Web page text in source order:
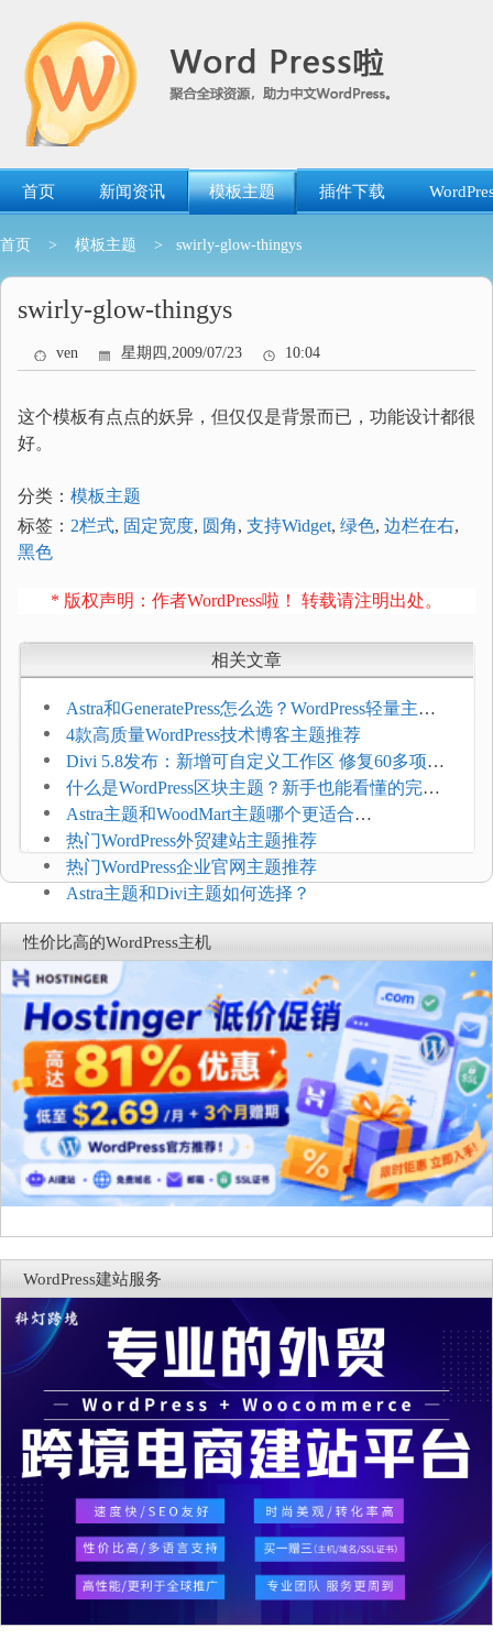
首页 新闻资讯 模板主题 插件下载
首页 > 模板主题 > swirly-glow-thingys
swirly-glow-thingys
ven 星期四,2009/07/23 10:04
这个模板有点点的妖异，但仅仅是背景而已，功能设计都很
好。
分类： 模板主题
标签： 2栏式, 固定宽度, 圆角, 支持Widget, 绿色, 边栏在右,
黑色
* 版权声明：作者WordPress啦！ 转载请注明出处。
相关文章
Astra和GeneratePress怎么选？WordPress轻量主题
选型维度
4款高质量WordPress技术博客主题推荐
Divi 5.8发布：新增可自定义工作区 修复60多项问
题
什么是WordPress区块主题？新手也能看懂的完整
介绍
Astra主题和WoodMart主题哪个更适合
WooCommerce
热门WordPress外贸建站主题推荐
热门WordPress企业官网主题推荐
Astra主题和Divi主题如何选择？
性价比高的WordPress主机
WordPress建站服务